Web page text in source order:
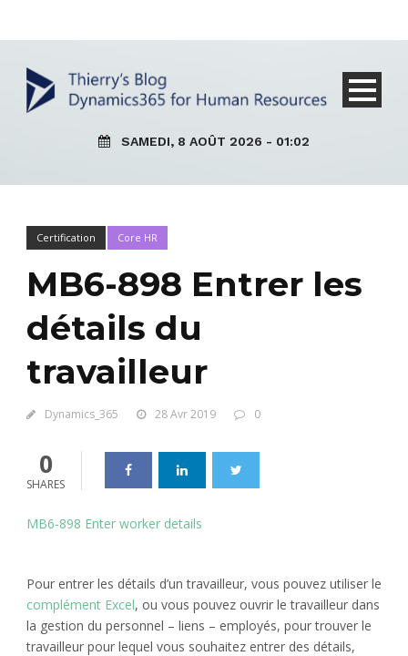
SAMEDI, 8 AOÛT 2026 - 01:02
Certification Core HR
MB6-898 Entrer les
détails du
travailleur
Dynamics_365 28 Avr 2019 0
0
SHARES
MB6-898 Enter worker details
Pour entrer les détails d’un travailleur, vous pouvez utiliser le
complément Excel, ou vous pouvez ouvrir le travailleur dans
la gestion du personnel – liens – employés, pour trouver le
travailleur pour lequel vous souhaitez entrer des détails,